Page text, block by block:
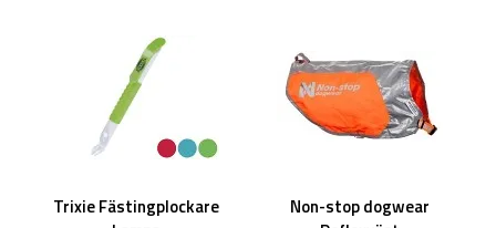
Trixie Fästingplockare
Non-stop dogwear